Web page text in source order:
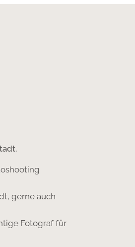
gerne auch
Fotograf für